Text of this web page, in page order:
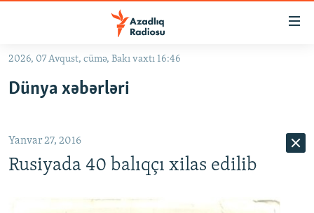
Əsas
qayıt
qayıt
Axtarışa
#İZAHLA
FƏRQƏ BAX
QANUNI DOĞRU
2026, 07 Avqust, cümə, Bakı vaxtı 16:46
Dünya xəbərləri
Yanvar 27, 2016
Rusiyada 40 balıqçı xilas edilib